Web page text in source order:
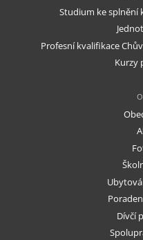
Studium ke splnění
Profesní kvalifikace
Kurzy
Dívčí